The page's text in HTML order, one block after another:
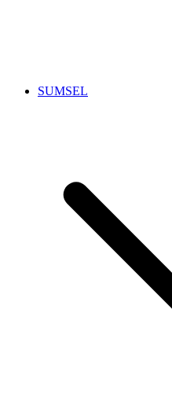
SUMSEL